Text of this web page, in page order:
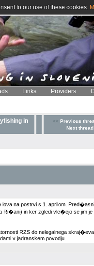
Links Providers
in
<< Previous
Next thread
na postrvi s 1. aprilom.
Ri�ani) in ker zgledi vle�ejo se jim je
RZS do nelegalnega
v jadranskem povodju.
to our use of these cookies.